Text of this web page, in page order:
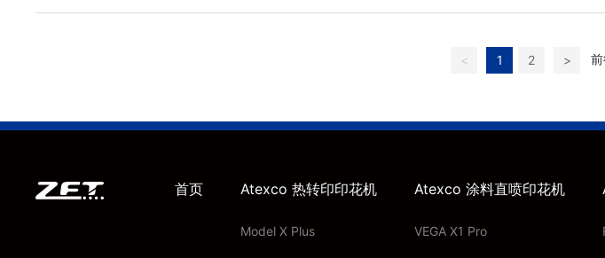
< 1 2 >
首页 Atexco 热转印印花机
Model X Plus
Atexco 涂料直喷印花机
VEGA X1 Pro